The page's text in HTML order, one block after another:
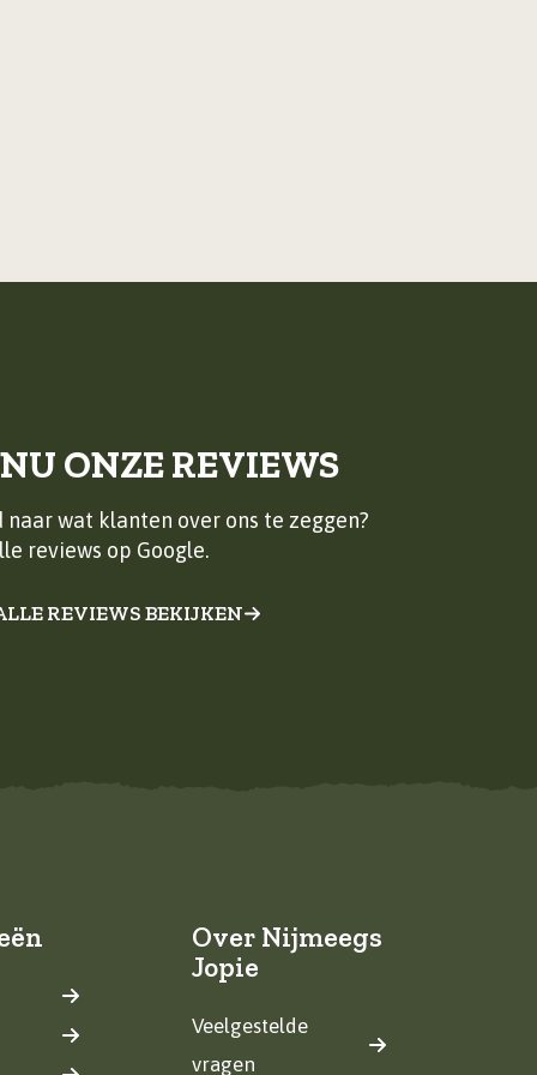
ONZE REVIEWS
naar wat klanten over ons te zeggen?
reviews op Google.
REVIEWS BEKIJKEN
Over Nijmeegs
Jopie
Veelgestelde
vragen